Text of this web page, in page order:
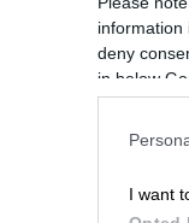
information
deny
in below
I want